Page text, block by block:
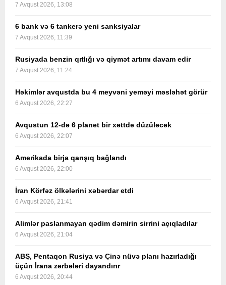
7 Avqust 2026, 13:08
6 bank və 6 tankerə yeni sanksiyalar
7 Avqust 2026, 11:39
Rusiyada benzin qıtlığı və qiymət artımı davam edir
7 Avqust 2026, 11:24
Həkimlər avqustda bu 4 meyvəni yeməyi məsləhət görür
6 Avqust 2026, 22:27
Avqustun 12-də 6 planet bir xəttdə düzüləcək
6 Avqust 2026, 22:07
Amerikada birja qarışıq bağlandı
6 Avqust 2026, 22:00
İran Körfəz ölkələrini xəbərdar etdi
6 Avqust 2026, 21:41
Alimlər paslanmayan qədim dəmirin sirrini açıqladılar
6 Avqust 2026, 21:04
ABŞ, Pentaqon Rusiya və Çinə nüvə planı hazırladığı
üçün İrana zərbələri dayandırır
6 Avqust 2026, 20:44